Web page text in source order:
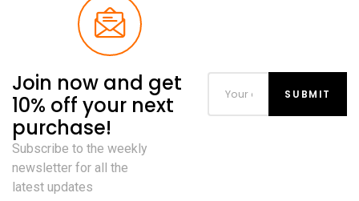
Join now and get
10% off your next
purchase!
Subscribe to the weekly
newsletter for all the
latest updates